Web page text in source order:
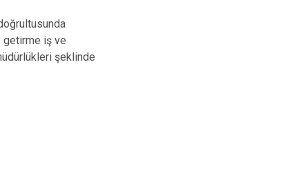
getirme iş ve
şeklinde